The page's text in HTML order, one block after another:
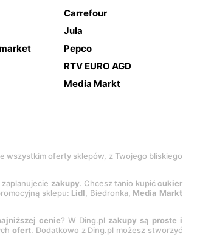
Carrefour
Jula
Pepco
RTV EURO AGD
Media Markt
wszystkim oferty sklepów, z Twojego bliskiego
zakupy. Chcesz tanio kupićcukier
sklepu: Lidl, Biedronka, Media Markt
cenie? W Ding.pl zakupy są proste i
ofert. Dodatkowo z Ding.pl możesz stworzyć